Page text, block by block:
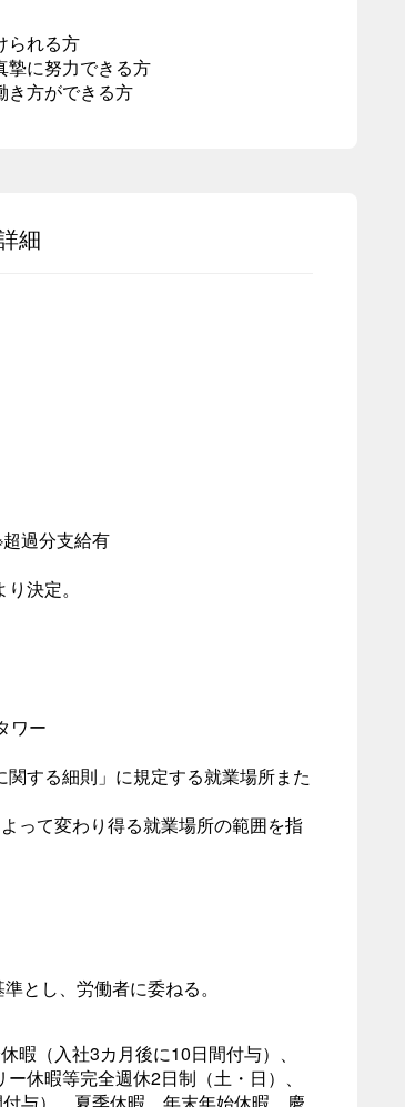
られる方
摯に努力できる方
き方ができる方
細
過分支給有
決定。
ワー
する細則」に規定する就業場所また
って変わり得る就業場所の範囲を指
とし、労働者に委ねる。
暇（入社3カ月後に10日間付与）、
休暇等完全週休2日制（土・日）、